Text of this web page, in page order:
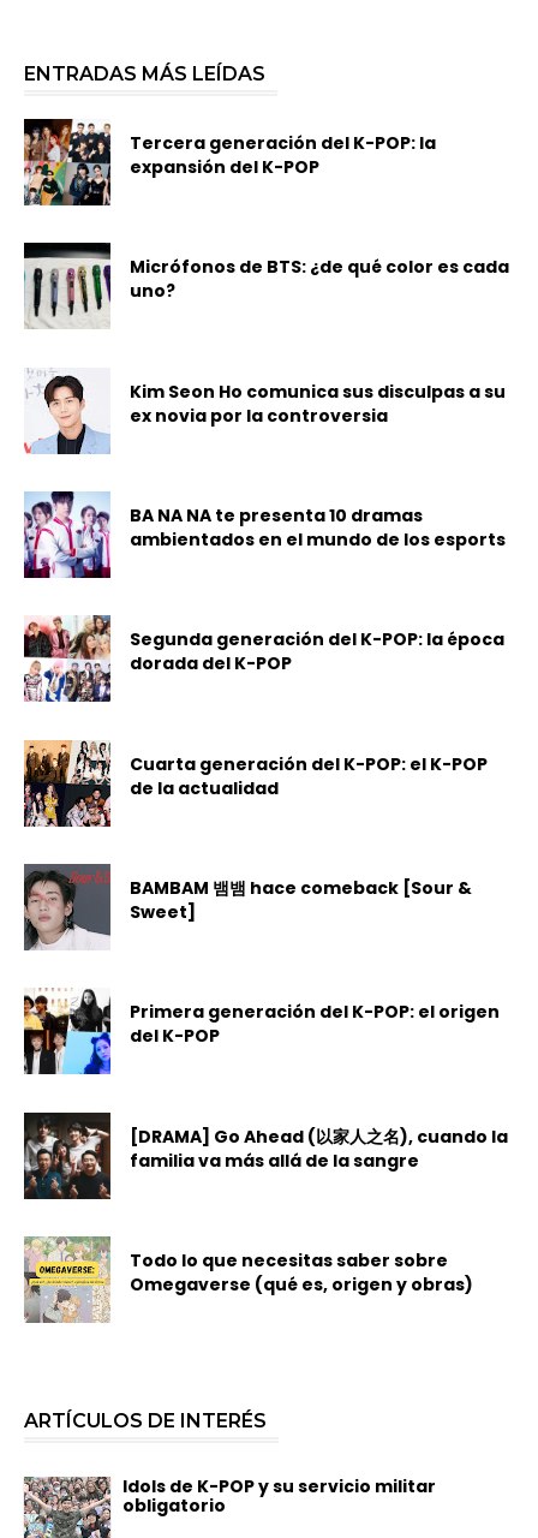
ENTRADAS MÁS LEÍDAS
Tercera generación del K-POP: la
expansión del K-POP
Micrófonos de BTS: ¿de qué color es cada
uno?
Kim Seon Ho comunica sus disculpas a su
ex novia por la controversia
BA NA NA te presenta 10 dramas
ambientados en el mundo de los esports
Segunda generación del K-POP: la época
dorada del K-POP
Cuarta generación del K-POP: el K-POP
de la actualidad
BAMBAM 뱀뱀 hace comeback [Sour &
Sweet]
Primera generación del K-POP: el origen
del K-POP
[DRAMA] Go Ahead (以家人之名), cuando la
familia va más allá de la sangre
Todo lo que necesitas saber sobre
Omegaverse (qué es, origen y obras)
ARTÍCULOS DE INTERÉS
Idols de K-POP y su servicio militar
obligatorio